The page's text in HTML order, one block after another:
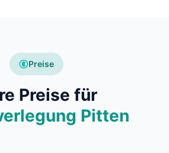
Preise
Preise für
Pitten